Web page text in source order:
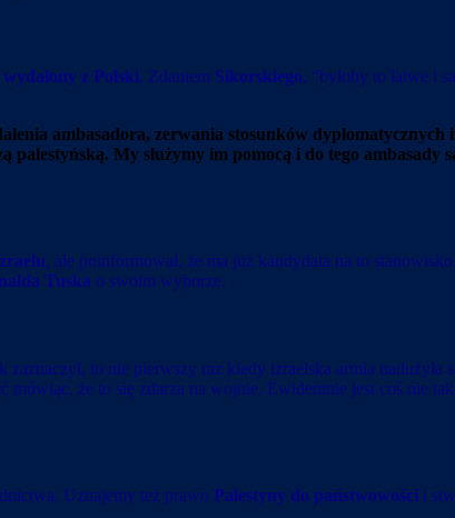
z Polski. Zdaniem Sikorskiego, “byłoby to łatwe i
ambasadora, zerwania stosunków dyplomatycznych
My służymy im pomocą i do tego ambasady
, ale poinformował, że ma już kandydata na to
Tuska o swoim wyborze.
to nie pierwszy raz kiedy izraelska armia nadużyła
że to się zdarza na wojnie. Ewidentnie jest coś nie
Uznajemy też prawo Palestyny do państwowości i